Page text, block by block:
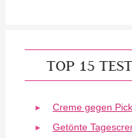
TOP 15
Creme gegen
Getönte